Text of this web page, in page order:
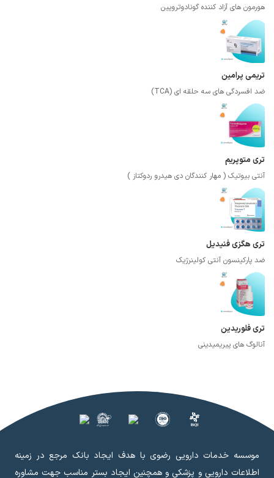
هورمون های آزاد کننده گونادوتروپین
تریمی پرامین
ضد افسردگی های سه حلقه ای (TCA)
تری متوپریم
آنتی بیوتیک ( مهار کنندگان دی هیدرو ردوکتاز )
تری هگزی فنیدیل
ضد پارکینسون آنتی کولینرژیک
تری فلوریدین
آنالوگ های پیریمیدینی
موسسه خدمات دارویی رضوی با هدف ایجاد بانک مرجع در زمینه
اطلاعات دارویی و پزشکی و همچنین ایجاد بستر مناسب جهت مشاوره